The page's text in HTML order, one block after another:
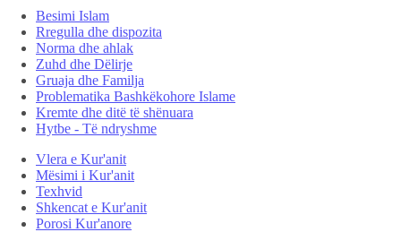
Besimi Islam
Rregulla dhe dispozita
Norma dhe ahlak
Zuhd dhe Dëlirje
Gruaja dhe Familja
Problematika Bashkëkohore Islame
Kremte dhe ditë të shënuara
Hytbe - Të ndryshme
Vlera e Kur'anit
Mësimi i Kur'anit
Texhvid
Shkencat e Kur'anit
Porosi Kur'anore